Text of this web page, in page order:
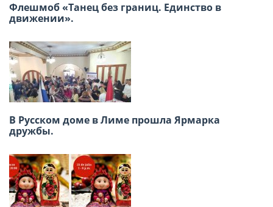
Флешмоб «Танец без границ. Единство в
движении».
В Русском доме в Лиме прошла Ярмарка
дружбы.
XVIII Региональная конференция российских
соотечественников стран Латинской
Заседание ВКС россйских